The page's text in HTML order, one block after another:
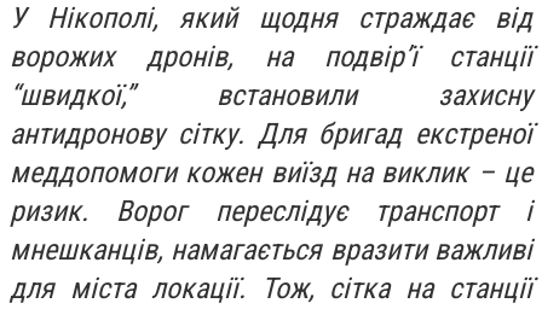
У Нікополі, який щодня страждає від
ворожих дронів, на подвір’ї станції
“швидкої,” встановили захисну
антидронову сітку. Для бригад екстреної
меддопомоги кожен виїзд на виклик – це
ризик. Ворог переслідує транспорт і
мнешканців, намагається вразити важливі
для міста локації. Тож, сітка на станції